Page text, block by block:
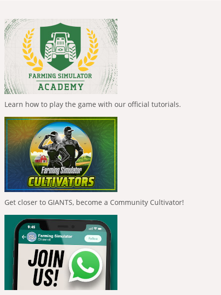
Learn how to play the game with our official tutorials.
Get closer to GIANTS, become a Community Cultivator!